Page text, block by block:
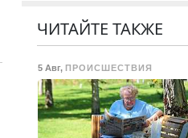
скола до полной
реставрации. 100%
ЧИТАЙТЕ ТАКЖЕ
5 Авг, ПРОИСШЕСТВИЯ